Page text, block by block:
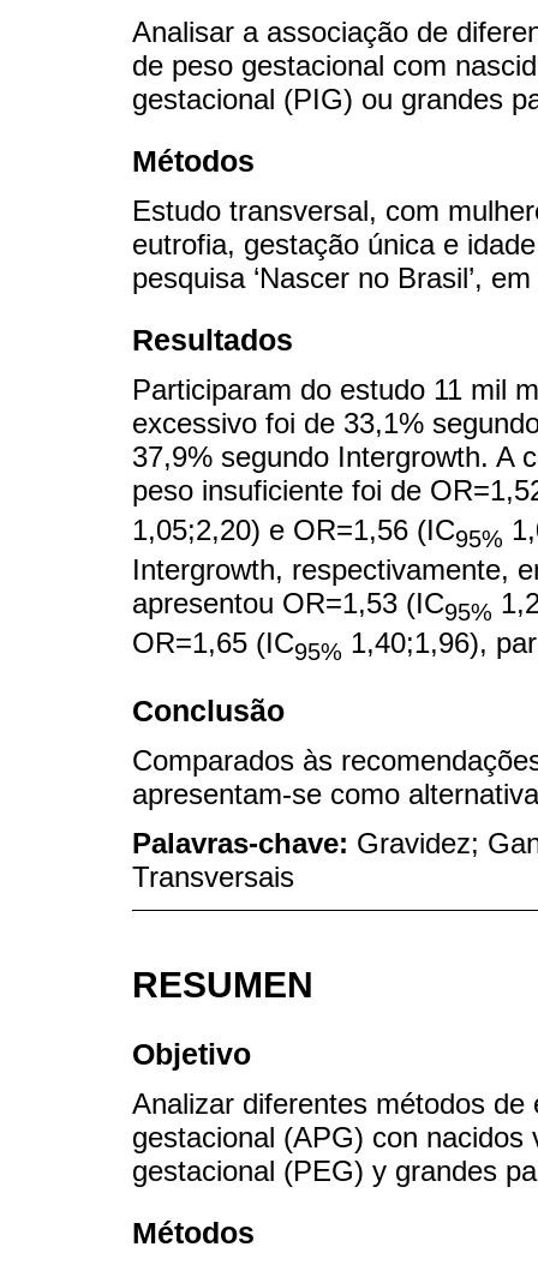
Analisar a associação de
de peso gestacional com
gestacional (PIG) ou grandes
Métodos
Estudo transversal, com
eutrofia, gestação única e
pesquisa ‘Nascer no Brasil’,
Resultados
Participaram do estudo 11 mil
excessivo foi de 33,1%
37,9% segundo Intergrowth. A
peso insuficiente foi de
1,05;2,20) e OR=1,56 (IC95%
Intergrowth, respectivamente,
apresentou OR=1,53 (IC95%
OR=1,65 (IC95% 1,40;1,96),
Conclusão
Comparados às
apresentam-se como
Palavras-chave: Gravidez;
Transversais
RESUMEN
Objetivo
Analizar diferentes métodos
gestacional (APG) con nacidos
gestacional (PEG) y grandes
Métodos